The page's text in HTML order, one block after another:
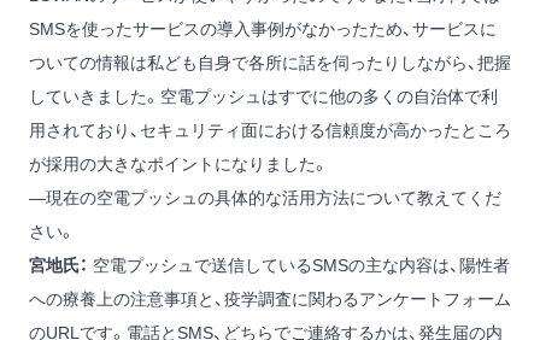
SMSを使ったサービスの導入事例がなかったため、サービスに
ついての情報は私ども自身で各所に話を伺ったりしながら、把握
していきました。空電プッシュはすでに他の多くの自治体で利
用されており、セキュリティ面における信頼度が高かったところ
が採用の大きなポイントになりました。
―現在の空電プッシュの具体的な活用方法について教えてくだ
さい。
宮地氏： 空電プッシュで送信しているSMSの主な内容は、陽性者
への療養上の注意事項と、疫学調査に関わるアンケートフォーム
のURLです。電話とSMS、どちらでご連絡するかは、発生届の内